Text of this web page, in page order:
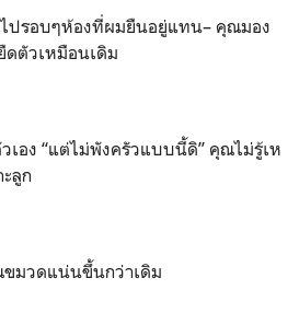
ปรอบๆห้องที่ผมยืนอยู่แทน– คุณมอง
ดตัวเหมือนเดิม
วเอง “แต่ไม่พังครัวแบบนี้ดิ” คุณไม่รู้เห
ลูก
ขมวดแน่นขึ้นกว่าเดิม